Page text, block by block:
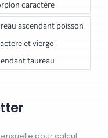
caractère
ascendant poisson
et vierge
taureau
pour calcul